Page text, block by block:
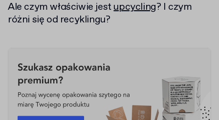
Ale czym właściwie jestupcycling? I czym
różni się od recyklingu?